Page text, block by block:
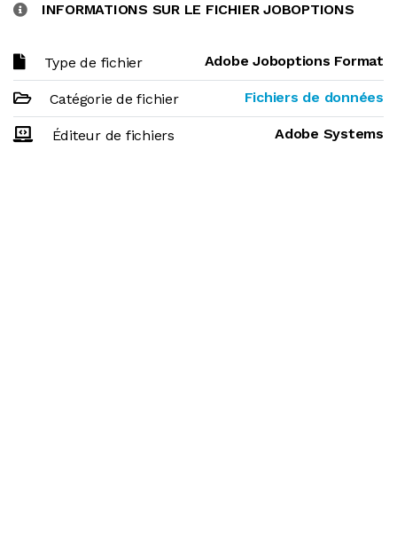
INFORMATIONS SUR LE FICHIER JOBOPTIONS
Type de fichier Adobe Joboptions Format
Catégorie de fichier Fichiers de données
Éditeur de fichiers Adobe Systems